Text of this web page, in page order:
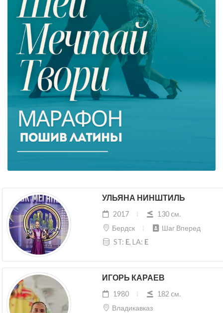
УЛЬЯНА НИНШТИЛЬ
2017
130 cм.
Бердск
Шаг Вперед
ST: E, LA: E
ИГОРЬ КАРАЕВ
1980
182 cм.
Владикавказ